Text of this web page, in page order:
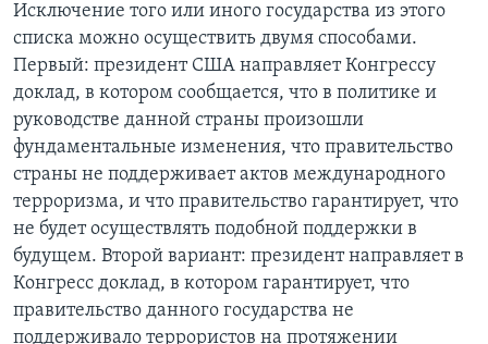
Исключение того или иного государства из этого
списка можно осуществить двумя способами.
Первый: президент США направляет Конгрессу
доклад, в котором сообщается, что в политике и
руководстве данной страны произошли
фундаментальные изменения, что правительство
страны не поддерживает актов международного
терроризма, и что правительство гарантирует, что
не будет осуществлять подобной поддержки в
будущем. Второй вариант: президент направляет в
Конгресс доклад, в котором гарантирует, что
правительство данного государства не
поддерживало террористов на протяжении